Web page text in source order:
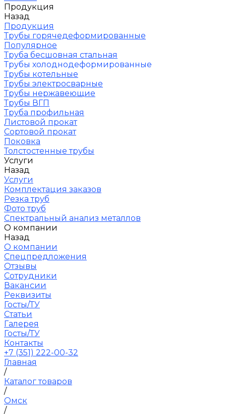
Продукция
Назад
Продукция
Трубы горячедеформированные
Популярное
Труба бесшовная стальная
Трубы холоднодеформированные
Трубы котельные
Трубы электросварные
Трубы нержавеющие
Трубы ВГП
Труба профильная
Листовой прокат
Сортовой прокат
Поковка
Толстостенные трубы
Услуги
Назад
Услуги
Комплектация заказов
Резка труб
Фото труб
Спектральный анализ металлов
О компании
Назад
О компании
Спецпредложения
Отзывы
Сотрудники
Вакансии
Реквизиты
Госты/ТУ
Статьи
Галерея
Госты/ТУ
Контакты
+7 (351) 222-00-32
Главная
/
Каталог товаров
/
Омск
/